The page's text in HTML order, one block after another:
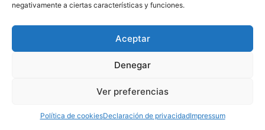
negativamente a ciertas características y funciones.
Aceptar
Denegar
Ver preferencias
Política de cookiesDeclaración de privacidadImpressum
910 607 564
derechos reservados